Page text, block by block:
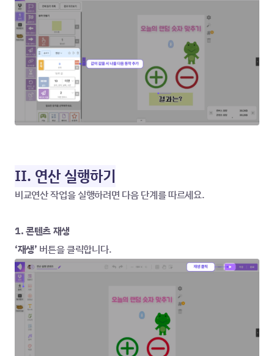
II. 연산 실행하기
비교연산 작업을 실행하려면 다음 단계를 따르세요.
1. 콘텐츠 재생
‘재생’ 버튼을 클릭합니다.